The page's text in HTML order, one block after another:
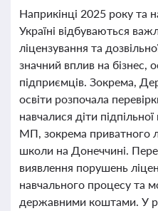
Наприкінці 2025 року та
Україні відбуваються
ліцензування та
значний вплив на бізнес,
підприємців. Зокрема,
освіти розпочала
навчалися діти
МП, зокрема приватного
школи на Донеччині.
виявлення порушень
навчального процесу та
державними коштами. У